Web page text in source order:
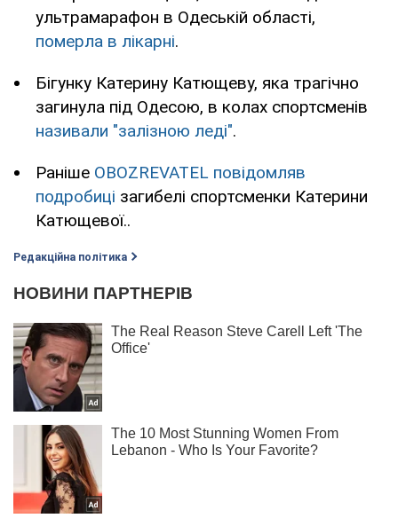
ультрамарафон в Одеській області,
померла в лікарні.
Бігунку Катерину Катющеву, яка трагічно
загинула під Одесою, в колах спортсменів
називали "залізною леді".
Раніше OBOZREVATEL повідомляв
подробиці загибелі спортсменки Катерини
Катющевої..
Редакційна політика